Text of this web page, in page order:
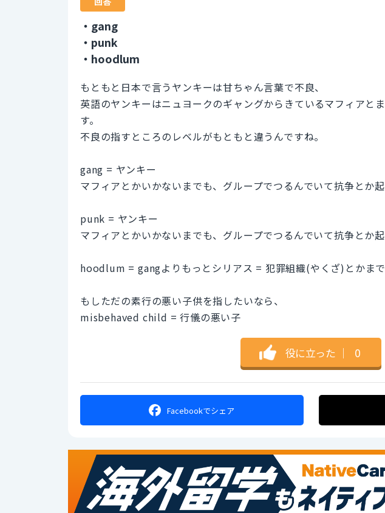
・gang
・punk
・hoodlum
もともと日本で言うヤンキーは甘ちゃん言葉で不良、
英語のヤンキーはニュヨークのギャングからきているマフィアと
す。
不良の指すところのレベルがもともと違うんですね。
gang = ヤンキー
マフィアとかいかないまでも、グループでつるんでいて抗争とか
punk = ヤンキー
マフィアとかいかないまでも、グループでつるんでいて抗争とか
hoodlum = gangよりもっとシリアス = 犯罪組織(やくざ)とかま
もしただの素行の悪い子供を指したいなら、
misbehaved child = 行儀の悪い子
役に立った ｜ 0
Facebookでシェア